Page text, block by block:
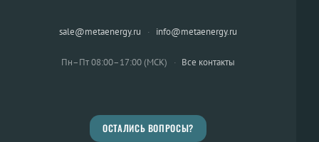
sale@metaenergy.ru · info@metaenergy.ru
Пн–Пт 08:00–17:00 (МСК) · Все контакты
ОСТАЛИСЬ ВОПРОСЫ?